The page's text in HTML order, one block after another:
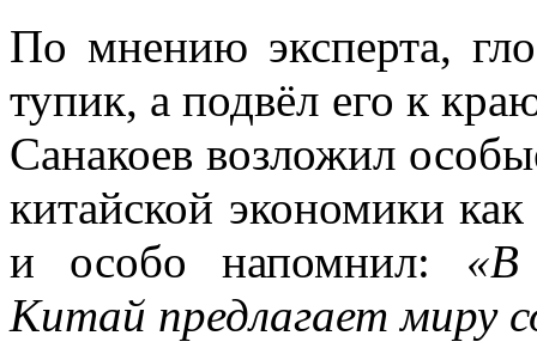
По мнению эксперта,
тупик, а подвёл его к
Санакоев возложил
китайской экономики
и особо напомнил: «В
Китай предлагает миру